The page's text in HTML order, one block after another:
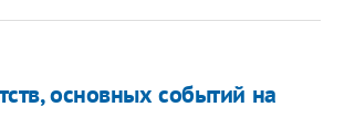
основных событий на